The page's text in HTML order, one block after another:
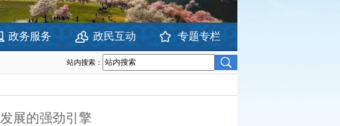
政务服务 政民互动 专题专栏
站内搜索：
展的强劲引擎